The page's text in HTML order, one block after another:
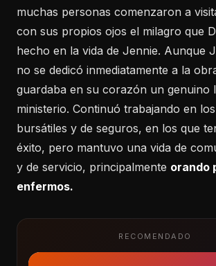
muchas personas comenzaron a
con sus propios ojos el milagro que
hecho en la vida de Jennie. Aunque
no se dedicó inmediatamente a la
guardaba en su corazón un genuino
ministerio. Continuó trabajando en
bursátiles y de seguros, en los que
éxito, pero mantuvo una vida de
y de servicio, principalmente orando
enfermos.
RECOMENDADO